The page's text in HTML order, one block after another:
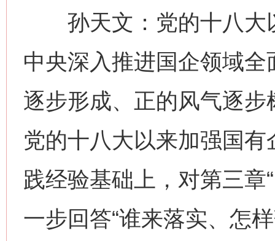
孙天文：党的十八大
中央深入推进国企领域
逐步形成、正的风气逐
党的十八大以来加强国
践经验基础上，对第三章
一步回答“谁来落实、怎